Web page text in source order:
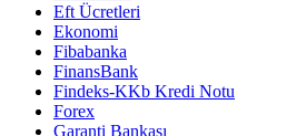
Eft Ücretleri
Ekonomi
Fibabanka
FinansBank
Findeks-KKb Kredi Notu
Forex
Garanti Bankası